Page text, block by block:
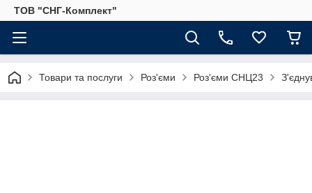
ТОВ "СНГ-Комплект"
Товари та послуги Роз'єми Роз'єми СНЦ23